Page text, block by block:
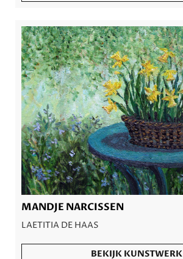
MANDJE NARCISSEN
LAETITIA DE HAAS
BEKIJK KUNSTWERK